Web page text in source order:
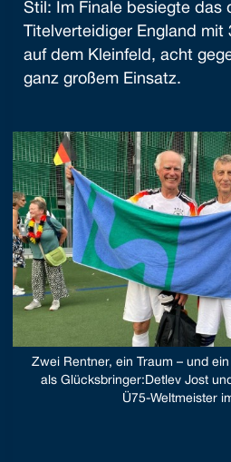
Stil: Im Finale besiegte das
Titelverteidiger England
auf dem Kleinfeld, acht
ganz großem Einsatz.
Zwei Rentner, ein Traum – und
als Glücksbringer:Detlev Jost
Ü75-Weltmeister